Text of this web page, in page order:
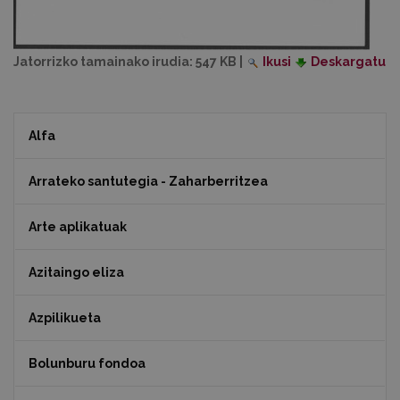
Jatorrizko tamainako irudia: 547 KB Ikusi Deskargatu
Alfa
Arrateko santutegia - Zaharberritzea
Arte aplikatuak
Azitaingo eliza
Azpilikueta
Bolunburu fondoa